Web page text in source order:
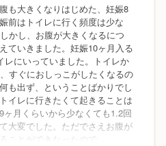
も大きくなりはじめた、妊娠8
前はトイレに行く頻度は少な
かし、お腹が大きくなるにつ
ていきました。妊娠10ヶ月入る
レにいっていました。トイレか
すぐにおしっこがしたくなるの
も出ず、ということばかりでし
イレに行きたくて起きることは
月くらいから少なくても1.2回
大変でした。ただでさえお腹が
ことができなったので...